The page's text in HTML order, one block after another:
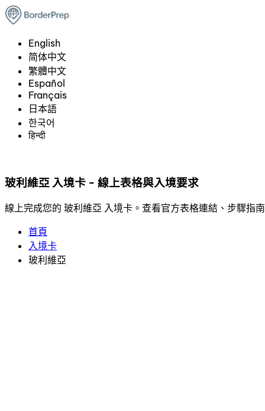
English
简体中文
繁體中文
Español
Français
日本語
한국어
हिन्दी
玻利維亞 入境卡 - 線上表格與入境要求
線上完成您的 玻利維亞 入境卡。查看官方表格連結、步驟指
首頁
入境卡
玻利維亞